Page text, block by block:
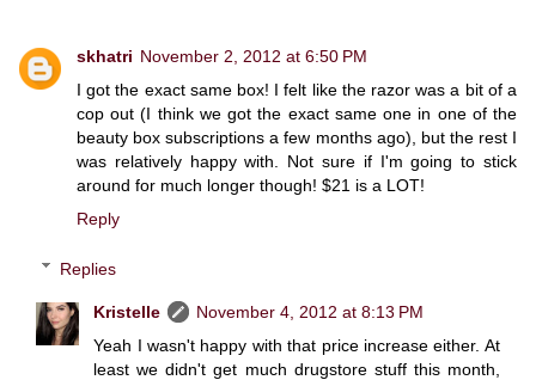
skhatri November 2, 2012 at 6:50 PM
I got the exact same box! I felt like the razor was a bit of a
cop out (I think we got the exact same one in one of the
beauty box subscriptions a few months ago), but the rest I
was relatively happy with. Not sure if I'm going to stick
around for much longer though! $21 is a LOT!
Reply
Replies
Kristelle
November 4, 2012 at 8:13 PM
Yeah I wasn't happy with that price increase either. At
least we didn't get much drugstore stuff this month,